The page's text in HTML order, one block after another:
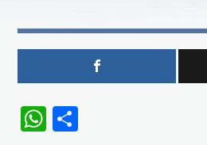
WhatsApp